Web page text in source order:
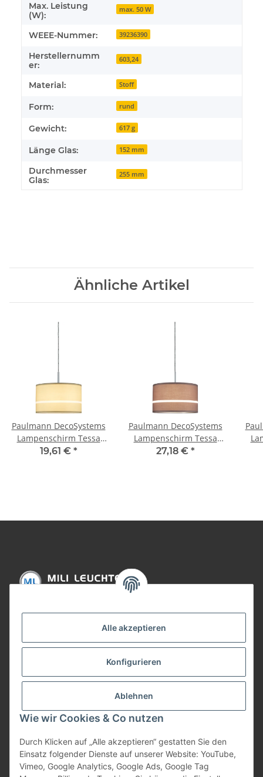
Alle akzeptieren
Konfigurieren
Ablehnen
Wie wir Cookies & Co nutzen
Durch Klicken auf „Alle akzeptieren“ gestatten Sie den
Einsatz folgender Dienste auf unserer Website: YouTube,
Vimeo, Google Analytics, Google Ads, Google Tag
Max. Leistung
(W):
max. 50 W
WEEE-Nummer: 39236390
Herstellernumm
er:
603,24
Material: Stoff
Form: rund
Gewicht: 617 g
Länge Glas: 152 mm
Durchmesser
Glas:
255 mm
Ähnliche Artikel
Paulmann DecoSystems
Lampenschirm Tessa
50W Gelb Stoff
19,61 € *
Paulmann DecoSystems
Lampenschirm Tessa
max 50W Dunkelbraun
27,18 € *
Gesetzliche Informationen
Bezahlung